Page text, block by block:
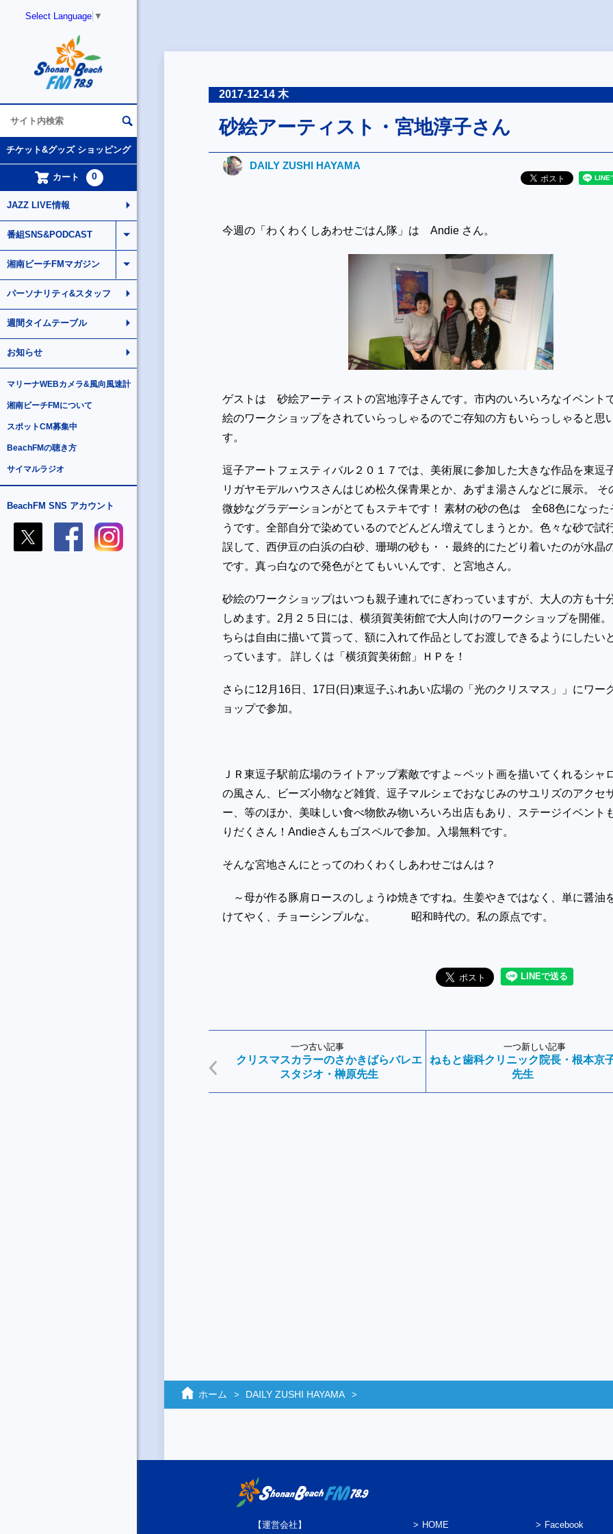
Select Language ▼
チケット&グッズ ショッピング
カート 0
JAZZ LIVE情報
番組SNS&PODCAST
湘南ビーチFMマガジン
パーソナリティ&スタッフ
週間タイムテーブル
お知らせ
マリーナWEBカメラ&風向風速計
湘南ビーチFMについて
スポットCM募集中
BeachFMの聴き方
サイマルラジオ
BeachFM SNS アカウント
2017-12-14 木
砂絵アーティスト・宮地淳子さん
DAILY ZUSHI HAYAMA
今週の「わくわくしあわせごはん隊」は Andie さん。
ゲストは 砂絵アーティストの宮地淳子さんです。市内のいろいろなイベント
絵のワークショップをされていらっしゃるのでご存知の方もいらっしゃると思
す。
逗子アートフェスティバル２０１７では、美術展に参加した大きな作品を東逗
リガヤモデルハウスさんはじめ松久保青果とか、あずま湯さんなどに展示。 そ
微妙なグラデーションがとてもステキです！ 素材の砂の色は 全68色になった
うです。全部自分で染めているのでどんどん増えてしまうとか。色々な砂で試
誤して、西伊豆の白浜の白砂、珊瑚の砂も・・最終的にたどり着いたのが水晶
です。真っ白なので発色がとてもいいんです、と宮地さん。
砂絵のワークショップはいつも親子連れでにぎわっていますが、大人の方も十
しめます。2月２５日には、横須賀美術館で大人向けのワークショップを開催
ちらは自由に描いて貰って、額に入れて作品としてお渡しできるようにしたい
っています。 詳しくは「横須賀美術館」ＨＰを！
さらに12月16日、17日(日)東逗子ふれあい広場の「光のクリスマス」」にワー
ョップで参加。
ＪＲ東逗子駅前広場のライトアップ素敵ですよ～ペット画を描いてくれるシャ
の風さん、ビーズ小物など雑貨、逗子マルシェでおなじみのサユリズのアクセ
ー、等のほか、美味しい食べ物飲み物いろいろ出店もあり、ステージイベント
りだくさん！Andieさんもゴスペルで参加。入場無料です。
そんな宮地さんにとってのわくわくしあわせごはんは？
～母が作る豚肩ロースのしょうゆ焼きですね。生姜やきではなく、単に醤油
けてやく、チョーシンプルな。 昭和時代の。私の原点です。
一つ古い記事
クリスマスカラーのさかきばらバレエ
スタジオ・榊原先生
一つ新しい記事
ねもと歯科クリニック院長・根本京
先生
ホーム DAILY ZUSHI HAYAMA
【運営会社】 HOME Facebook